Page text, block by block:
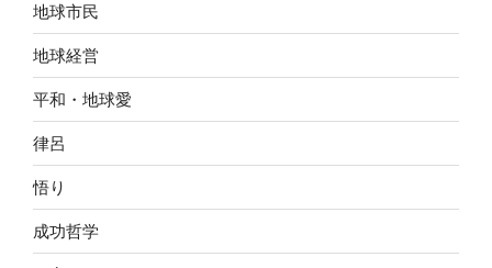
地球市民
地球経営
平和・地球愛
律呂
悟り
成功哲学